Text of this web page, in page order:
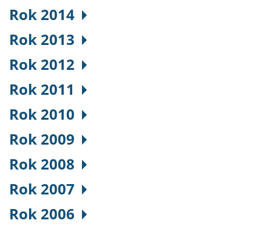
Rok 2014
Rok 2013
Rok 2012
Rok 2011
Rok 2010
Rok 2009
Rok 2008
Rok 2007
Rok 2006